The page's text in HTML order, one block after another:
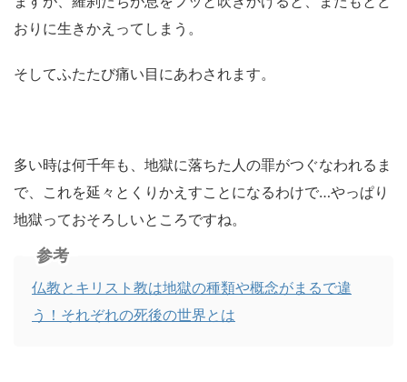
おりに生きかえってしまう。
そしてふたたび痛い目にあわされます。
多い時は何千年も、地獄に落ちた人の罪がつぐなわれるま
で、これを延々とくりかえすことになるわけで…やっぱり
地獄っておそろしいところですね。
参考
仏教とキリスト教は地獄の種類や概念がまるで違
う！それぞれの死後の世界とは